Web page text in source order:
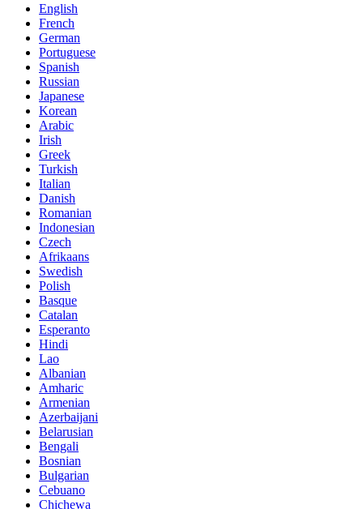
English
French
German
Portuguese
Spanish
Russian
Japanese
Korean
Arabic
Irish
Greek
Turkish
Italian
Danish
Romanian
Indonesian
Czech
Afrikaans
Swedish
Polish
Basque
Catalan
Esperanto
Hindi
Lao
Albanian
Amharic
Armenian
Azerbaijani
Belarusian
Bengali
Bosnian
Bulgarian
Cebuano
Chichewa